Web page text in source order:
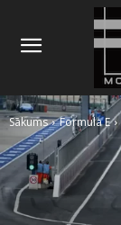
Sākums Formula E